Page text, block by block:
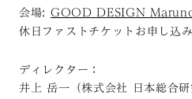
会場: GOOD DESIGN
休日ファストチケットお申し込
ディレクター：
井上 岳一（株式会社 日本総合